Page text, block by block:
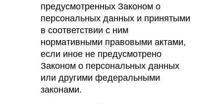
предусмотренных Законом о
персональных данных и принятыми
в соответствии с ним
нормативными правовыми актами,
если иное не предусмотрено
Законом о персональных данных
или другими федеральными
законами.